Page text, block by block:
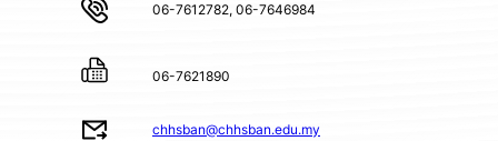
06-7612782, 06-7646984
06-7621890
chhsban@chhsban.edu.my